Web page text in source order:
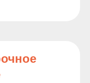
только
о колёсах